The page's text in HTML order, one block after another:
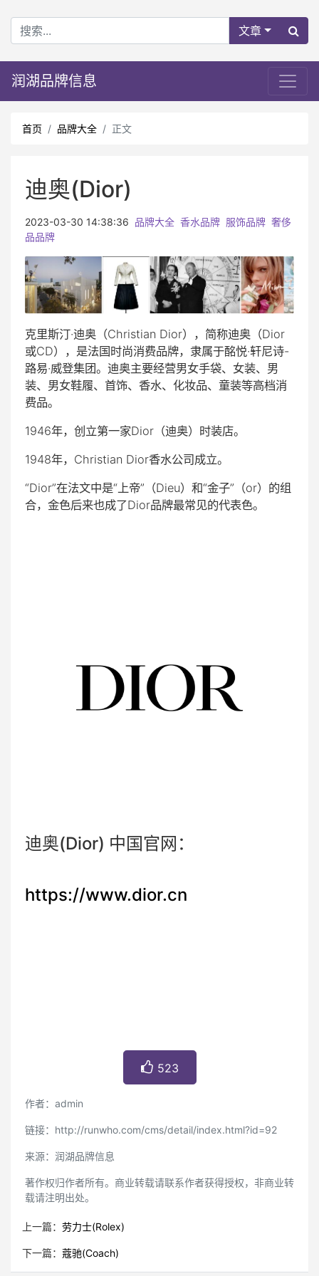
文章
润湖品牌信息
首页 品牌大全 正文
迪奥(Dior)
2023-03-30 14:38:36 品牌大全 香水品牌 服饰品牌 奢侈
品品牌
克里斯汀·迪奥（Christian Dior），简称迪奥（Dior
或CD），是法国时尚消费品牌，隶属于酩悦·轩尼诗-
路易·威登集团。迪奥主要经营男女手袋、女装、男
装、男女鞋履、首饰、香水、化妆品、童装等高档消
费品。
1946年，创立第一家Dior（迪奥）时装店。
1948年，Christian Dior香水公司成立。
“Dior”在法文中是“上帝”（Dieu）和“金子”（or）的组
合，金色后来也成了Dior品牌最常见的代表色。
迪奥(Dior) 中国官网：
https://www.dior.cn
523
作者：admin
链接：http://runwho.com/cms/detail/index.html?id=92
来源：润湖品牌信息
著作权归作者所有。商业转载请联系作者获得授权，非商业转
载请注明出处。
上一篇： 劳力士(Rolex)
下一篇： 蔻驰(Coach)